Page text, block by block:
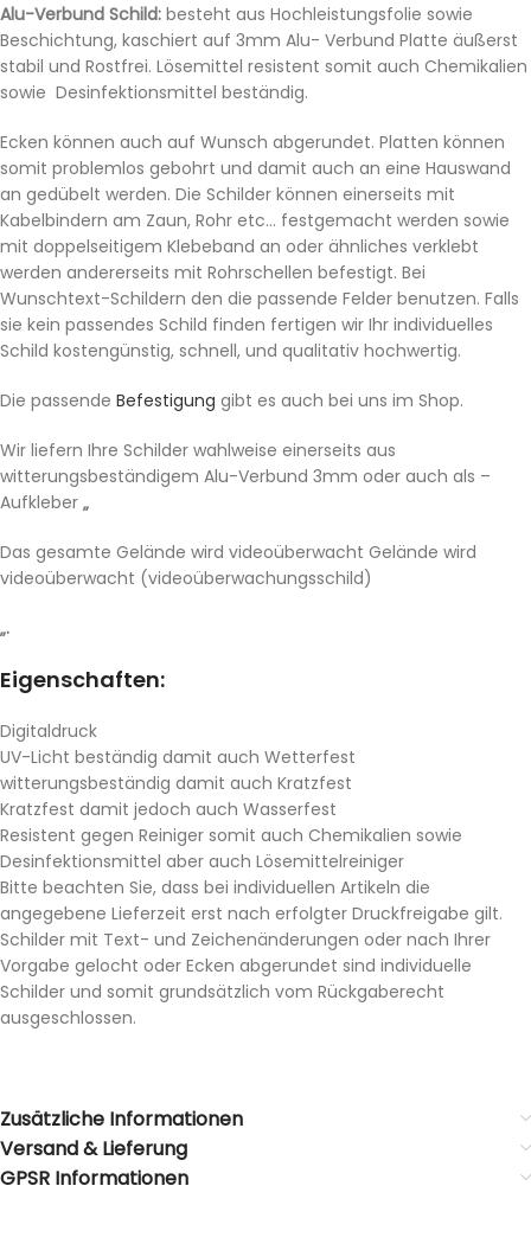
Alu-Verbund Schild: besteht aus Hochleistungsfolie sowie
Beschichtung, kaschiert auf 3mm Alu- Verbund Platte äußerst
stabil und Rostfrei. Lösemittel resistent somit auch Chemikalien
sowie Desinfektionsmittel beständig.
Ecken können auch auf Wunsch abgerundet. Platten können
somit problemlos gebohrt und damit auch an eine Hauswand
an gedübelt werden. Die Schilder können einerseits mit
Kabelbindern am Zaun, Rohr etc… festgemacht werden sowie
mit doppelseitigem Klebeband an oder ähnliches verklebt
werden andererseits mit Rohrschellen befestigt. Bei
Wunschtext-Schildern den die passende Felder benutzen. Falls
sie kein passendes Schild finden fertigen wir Ihr individuelles
Schild kostengünstig, schnell, und qualitativ hochwertig.
Die passende Befestigung gibt es auch bei uns im Shop.
Wir liefern Ihre Schilder wahlweise einerseits aus
witterungsbeständigem Alu-Verbund 3mm oder auch als –
Aufkleber „
Das gesamte Gelände wird videoüberwacht Gelände wird
videoüberwacht (videoüberwachungsschild)
„.
Eigenschaften:
Digitaldruck
UV-Licht beständig damit auch Wetterfest
witterungsbeständig damit auch Kratzfest
Kratzfest damit jedoch auch Wasserfest
Resistent gegen Reiniger somit auch Chemikalien sowie
Desinfektionsmittel aber auch Lösemittelreiniger
Bitte beachten Sie, dass bei individuellen Artikeln die
angegebene Lieferzeit erst nach erfolgter Druckfreigabe gilt.
Schilder mit Text- und Zeichenänderungen oder nach Ihrer
Vorgabe gelocht oder Ecken abgerundet sind individuelle
Schilder und somit grundsätzlich vom Rückgaberecht
ausgeschlossen.
Zusätzliche Informationen
Versand & Lieferung
GPSR Informationen